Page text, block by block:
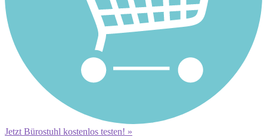
Jetzt Bürostuhl kostenlos testen! »